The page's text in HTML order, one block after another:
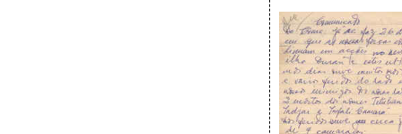
Talico e Tambato,
a 2 km da vila de Bissorã.
Remetente:Ambrósio
(Osvaldo Vieira)
Destinatário:Amílcar
Secretário Geral do
Data: Domingo, 10 de
1963
Fundo:DAC -
Cabral